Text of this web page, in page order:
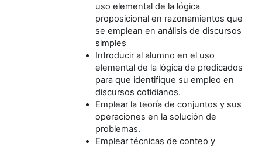
uso elemental de la lógica
proposicional en razonamientos que
se emplean en análisis de discursos
simples
Introducir al alumno en el uso
elemental de la lógica de predicados
para que identifique su empleo en
discursos cotidianos.
Emplear la teoría de conjuntos y sus
operaciones en la solución de
problemas.
Emplear técnicas de conteo y